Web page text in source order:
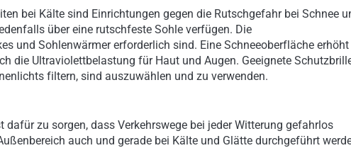
bei Kälte sind Einrichtungen gegen die Rutschgefahr bei Schnee
über eine rutschfeste Sohle verfügen. Die
und Sohlenwärmer erforderlich sind. Eine Schneeoberfläche erhöht
die Ultraviolettbelastung für Haut und Augen. Geeignete
filtern, sind auszuwählen und zu verwenden.
zu sorgen, dass Verkehrswege bei jeder Witterung gefahrlos
auch und gerade bei Kälte und Glätte durchgeführt